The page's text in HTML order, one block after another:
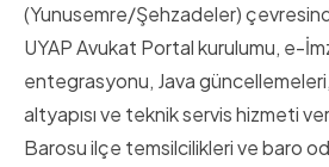
(Yunusemre/Şehzadeler)
UYAP Avukat Portal kurulumu, e-
entegrasyonu, Java
altyapısı ve teknik servis hizmeti
Barosu ilçe temsilcilikleri ve baro